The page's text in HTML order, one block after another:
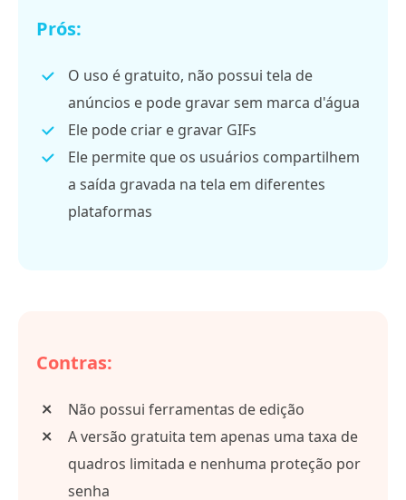
Prós:
O uso é gratuito, não possui tela de
anúncios e pode gravar sem marca d'água
Ele pode criar e gravar GIFs
Ele permite que os usuários compartilhem
a saída gravada na tela em diferentes
plataformas
Contras:
Não possui ferramentas de edição
A versão gratuita tem apenas uma taxa de
quadros limitada e nenhuma proteção por
senha